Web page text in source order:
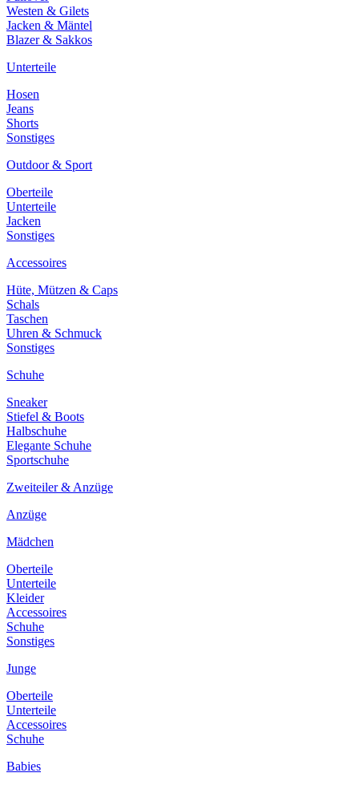
Westen & Gilets
Jacken & Mäntel
Blazer & Sakkos
Unterteile
Hosen
Jeans
Shorts
Sonstiges
Outdoor & Sport
Oberteile
Unterteile
Jacken
Sonstiges
Accessoires
Hüte, Mützen & Caps
Schals
Taschen
Uhren & Schmuck
Sonstiges
Schuhe
Sneaker
Stiefel & Boots
Halbschuhe
Elegante Schuhe
Sportschuhe
Zweiteiler & Anzüge
Anzüge
Mädchen
Oberteile
Unterteile
Kleider
Accessoires
Schuhe
Sonstiges
Junge
Oberteile
Unterteile
Accessoires
Schuhe
Babies